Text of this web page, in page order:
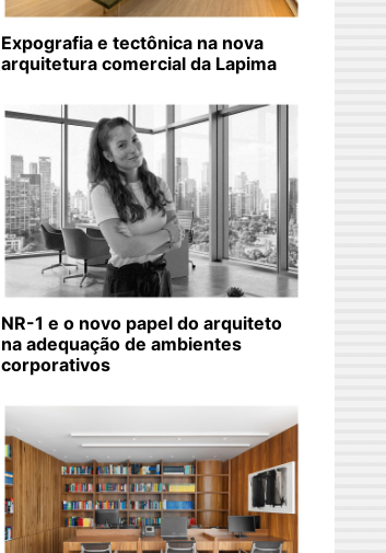
Expografia e tectônica na nova
arquitetura comercial da Lapima
NR-1 e o novo papel do arquiteto
na adequação de ambientes
corporativos